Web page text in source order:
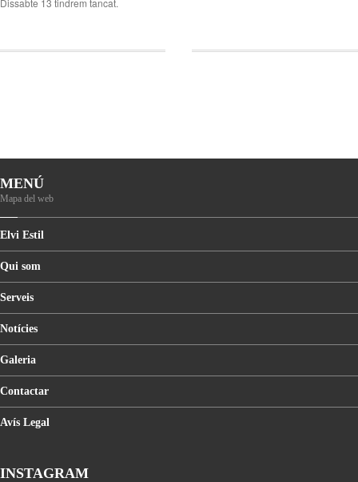
Dissabte 13 tindrem tancat.
MENÚ
Mapa del web
Elvi Estil
Qui som
Serveis
Notícies
Galeria
Contactar
Avís Legal
INSTAGRAM